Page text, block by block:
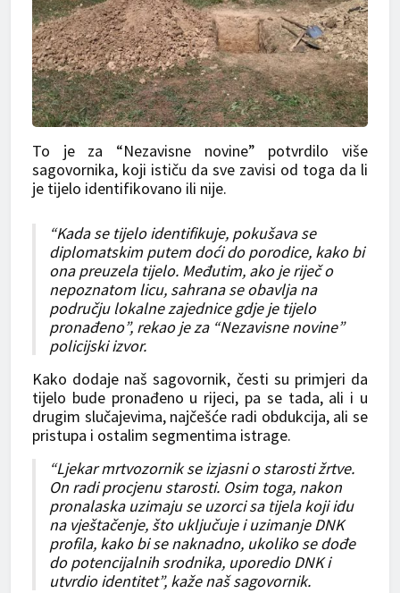
To je za “Nezavisne novine” potvrdilo više
sagovornika, koji ističu da sve zavisi od toga da li
je tijelo identifikovano ili nije.
“Kada se tijelo identifikuje, pokušava se
diplomatskim putem doći do porodice, kako bi
ona preuzela tijelo. Međutim, ako je riječ o
nepoznatom licu, sahrana se obavlja na
području lokalne zajednice gdje je tijelo
pronađeno”, rekao je za “Nezavisne novine”
policijski izvor.
Kako dodaje naš sagovornik, česti su primjeri da
tijelo bude pronađeno u rijeci, pa se tada, ali i u
drugim slučajevima, najčešće radi obdukcija, ali se
pristupa i ostalim segmentima istrage.
“Ljekar mrtvozornik se izjasni o starosti žrtve.
On radi procjenu starosti. Osim toga, nakon
pronalaska uzimaju se uzorci sa tijela koji idu
na vještačenje, što uključuje i uzimanje DNK
profila, kako bi se naknadno, ukoliko se dođe
do potencijalnih srodnika, uporedio DNK i
utvrdio identitet”, kaže naš sagovornik.